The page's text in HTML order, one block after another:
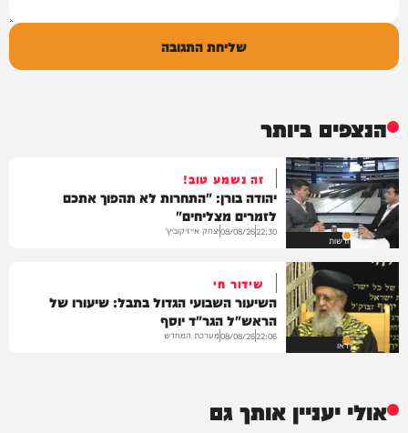
שליחת התגובה
הנצפים ביותר
חדשות
זה נשמע טוב!
יהודה בורן: "התחרות לא תהפוך אתכם
לזמרים מצליחים"
22:30
08/08/26יצחק אייזיקוביץ'
וידאו
שידור חי
השיעור השבועי הגדול בתבל: שיעורו של
הראש"ל הגר"ד יוסף
22:06
08/08/26מערכת המחדש
אולי יעניין אותך גם